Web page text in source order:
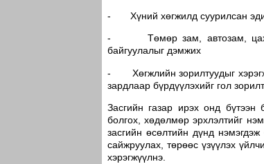
- Хүний хөгжилд суурилсан
- Төмөр зам, автозам,
байгуулалыг дэмжих
- Хөгжлийн зорилтуудыг
зардлаар бүрдүүлэхийг гол
Засгийн газар ирэх онд бүтээн
болгох, хөдөлмөр эрхлэлтийг
засгийн өсөлтийн дүнд
сайжруулах, төрөөс үзүүлэх
хэрэгжүүлнэ.